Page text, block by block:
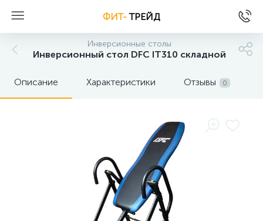
ФИТ-ТРЕЙД
Инверсионные столы
Инверсионный стол DFC IT310 складной
Описание Характеристики Отзывы 0